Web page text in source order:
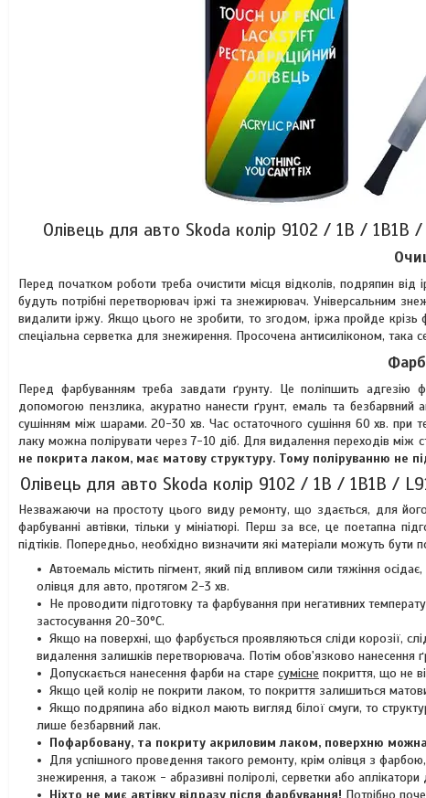
Олівець для авто Skoda колір 9102 / 1B / 1B1B
Перед початком роботи треба очистити місця відколів, подряпин
будуть потрібні перетворювач іржі та знежирювач. Універсальним
видалити іржу. Якщо цього не зробити, то згодом, іржа пройде крізь
спеціальна серветка для знежирення. Просочена антисиліконом, така
Перед фарбуванням треба завдати ґрунту. Це поліпшить адгезію
допомогою пензлика, акуратно нанести ґрунт, емаль та
сушінням між шарами. 20-30 хв. Час остаточного сушіння 60 хв. при
лаку можна полірувати через 7-10 діб. Для видалення переходів між
не покрита лаком, має матову структуру. Тому поліруванню не
Олівець для авто Skoda колір 9102 / 1B / 1B1B /
Незважаючи на простоту цього виду ремонту, що здається, для
фарбуванні автівки, тільки у мініатюрі. Перш за все, це поетапна
підтіків. Попередньо, необхідно визначити які матеріали можуть бути
Автоемаль містить пігмент, який під впливом сили тяжіння
олівця для авто, протягом 2-3 хв.
Не проводити підготовку та фарбування при негативних
застосування 20-30°C.
Якщо на поверхні, що фарбується проявляються сліди корозії,
видалення залишків перетворювача. Потім обов'язково нанесення
Допускається нанесення фарби на старе сумісне покриття, що не
Якщо цей колір не покрити лаком, то покриття залишиться
Якщо подряпина або відкол мають вигляд білої смуги, то
лише безбарвний лак.
Пофарбовану, та покриту акриловим лаком, поверхню
Для успішного проведення такого ремонту, крім олівця з
знежирення, а також - абразивні поліролі, серветки або аплікатори
Ніхто не миє автівку відразу після фарбування! Потрібно